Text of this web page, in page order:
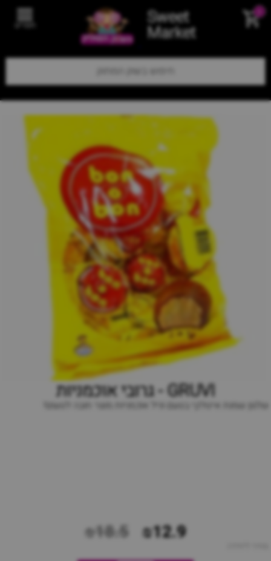
Sweet
Market תפריט
GRUVI - גרובי אוכמניות
שלגון שמנת איטלקי בטעם וניל אוכמניות מוצר חובה לטעום!
₪12.9
₪18.5